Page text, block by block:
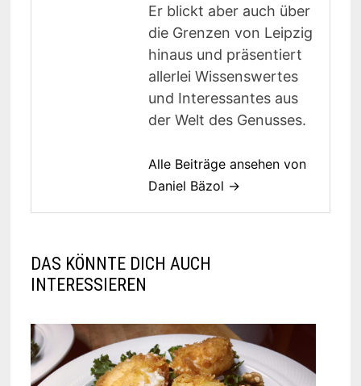
Er blickt aber auch über
die Grenzen von Leipzig
hinaus und präsentiert
allerlei Wissenswertes
und Interessantes aus
der Welt des Genusses.
Alle Beiträge ansehen von
Daniel Bäzol →
DAS KÖNNTE DICH AUCH
INTERESSIEREN